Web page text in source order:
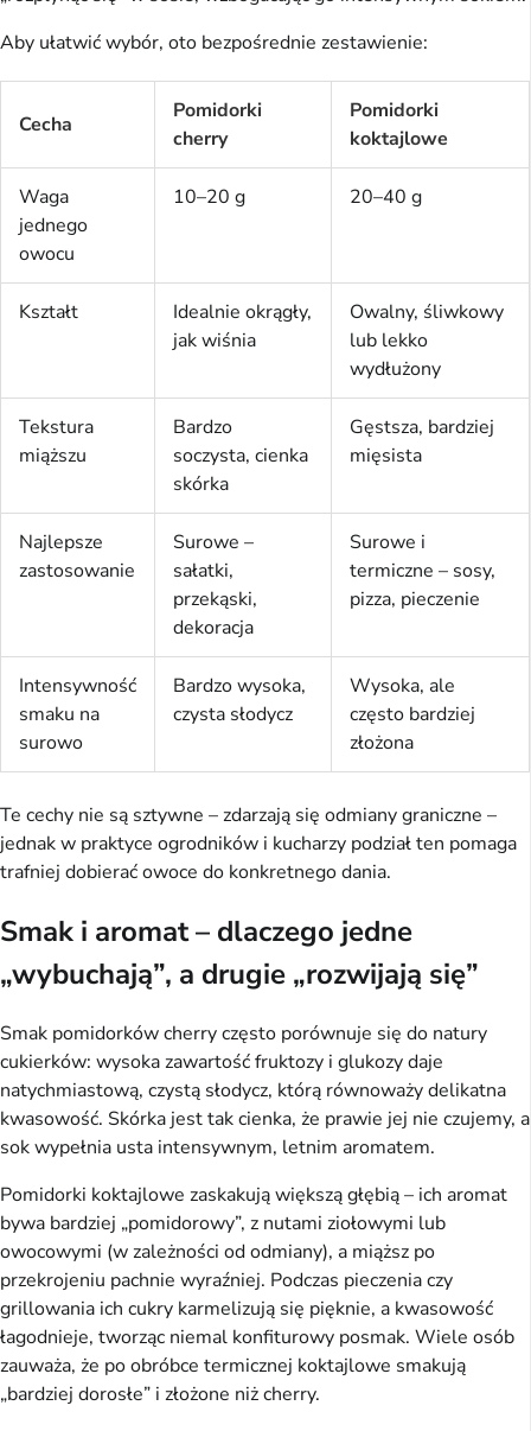
Aby ułatwić wybór, oto bezpośrednie zestawienie:
Cecha
Pomidorki
cherry
Pomidorki
koktajlowe
Waga
jednego
owocu
10–20 g 20–40 g
Kształt
Idealnie okrągły,
jak wiśnia
Owalny, śliwkowy
lub lekko
wydłużony
Tekstura
miąższu
Bardzo
soczysta, cienka
skórka
Gęstsza, bardziej
mięsista
Najlepsze
zastosowanie
Surowe –
sałatki,
przekąski,
dekoracja
Surowe i
termiczne – sosy,
pizza, pieczenie
Intensywność
smaku na
surowo
Bardzo wysoka,
czysta słodycz
Wysoka, ale
często bardziej
złożona
Te cechy nie są sztywne – zdarzają się odmiany graniczne –
jednak w praktyce ogrodników i kucharzy podział ten pomaga
trafniej dobierać owoce do konkretnego dania.
Smak i aromat – dlaczego jedne
„wybuchają”, a drugie „rozwijają się”
Smak pomidorków cherry często porównuje się do natury
cukierków: wysoka zawartość fruktozy i glukozy daje
natychmiastową, czystą słodycz, którą równoważy delikatna
kwasowość. Skórka jest tak cienka, że prawie jej nie czujemy, a
sok wypełnia usta intensywnym, letnim aromatem.
Pomidorki koktajlowe zaskakują większą głębią – ich aromat
bywa bardziej „pomidorowy”, z nutami ziołowymi lub
owocowymi (w zależności od odmiany), a miąższ po
przekrojeniu pachnie wyraźniej. Podczas pieczenia czy
grillowania ich cukry karmelizują się pięknie, a kwasowość
łagodnieje, tworząc niemal konfiturowy posmak. Wiele osób
zauważa, że po obróbce termicznej koktajlowe smakują
„bardziej dorosłe” i złożone niż cherry.